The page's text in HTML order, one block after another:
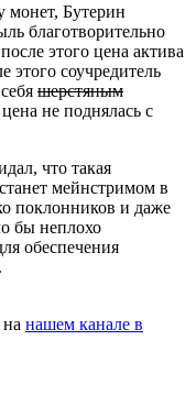
Бутерин
благотворительно
этого цена актива
этого соучредитель
шерстяным
не поднялась с
что такая
мейнстримом в
поклонников и даже
бы неплохо
обеспечения
нашем канале в